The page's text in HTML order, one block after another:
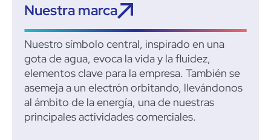
Nuestra marca
Nuestro símbolo central, inspirado en una
gota de agua, evoca la vida y la fluidez,
elementos clave para la empresa. También se
asemeja a un electrón orbitando, llevándonos
al ámbito de la energía, una de nuestras
principales actividades comerciales.